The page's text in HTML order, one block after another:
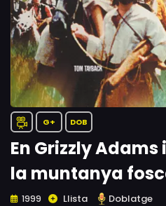
G+ DOB
En Grizzly
la muntanya
1999 Llista Doblatge